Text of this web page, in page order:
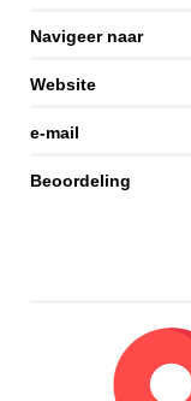
Navigeer naar
Website
e-mail
Beoordeling